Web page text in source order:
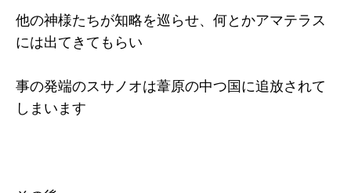
他の神様たちが知略を巡らせ、何とかアマテラス
には出てきてもらい
事の発端のスサノオは葦原の中つ国に追放されて
しまいます